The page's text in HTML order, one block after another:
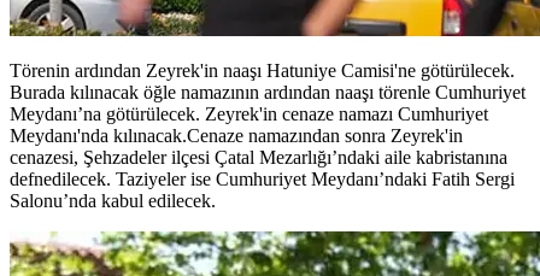
Törenin ardından Zeyrek'in naaşı Hatuniye Camisi'ne götürülecek.
Burada kılınacak öğle namazının ardından naaşı törenle Cumhuriyet
Meydanı’na götürülecek. Zeyrek'in cenaze namazı Cumhuriyet
Meydanı'nda kılınacak.Cenaze namazından sonra Zeyrek'in
cenazesi, Şehzadeler ilçesi Çatal Mezarlığı’ndaki aile kabristanına
defnedilecek. Taziyeler ise Cumhuriyet Meydanı’ndaki Fatih Sergi
Salonu’nda kabul edilecek.